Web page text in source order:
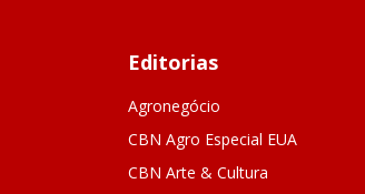
Editorias
Agronegócio
CBN Agro Especial EUA
CBN Arte & Cultura